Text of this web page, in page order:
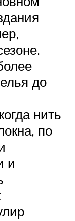
до
нить
по
и